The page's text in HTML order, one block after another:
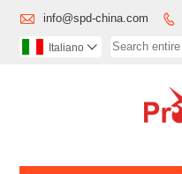
 info@spd-china.com 
Italiano 